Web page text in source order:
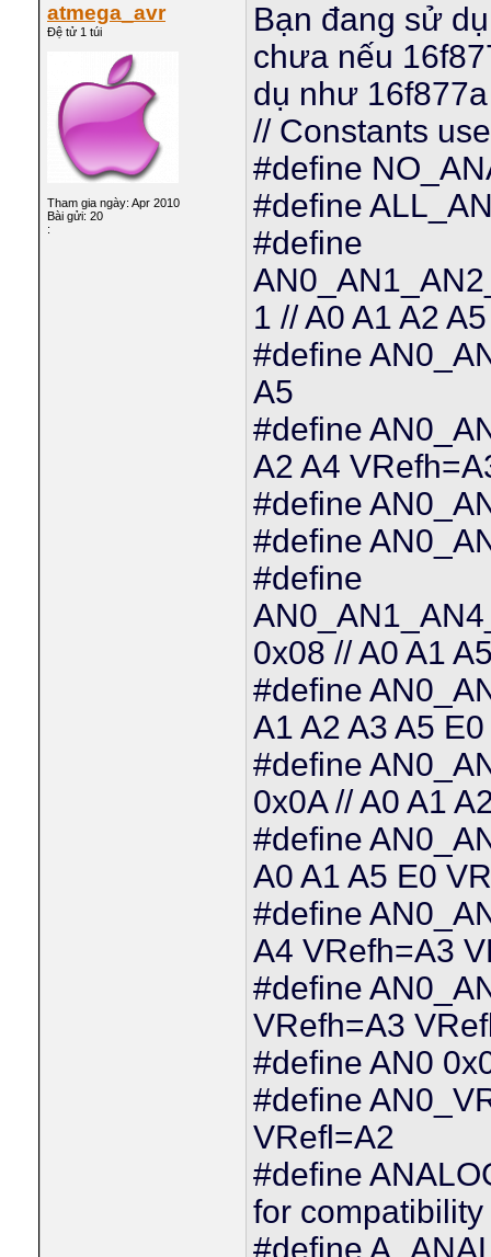
atmega_avr
Đệ tử 1 túi
Tham gia ngày: Apr 2010
Bài gửi: 20
:
Bạn đang sử
chưa nếu
dụ như 16f877a
// Constants
#define
#define
#define
1 // A0 A1 A2
#define
A5
#define
A2 A4
#define
#define
#define
0x08 // A0 A1
#define
A1 A2 A3 A5 E0
#define
0x0A // A0 A1
#define
A0 A1 A5 E0
#define
A4 VRefh=A3
#define
VRefh=A3
#define AN0
#define
VRefl=A2
#define
for compatibility
#define